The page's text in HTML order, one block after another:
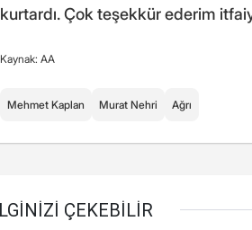
kurtardı. Çok teşekkür ederim
Kaynak: AA
Mehmet Kaplan Murat Nehri Ağrı